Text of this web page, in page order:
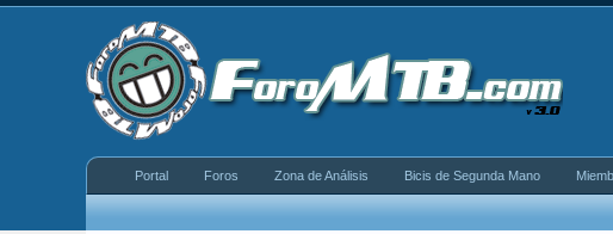
Portal Foros Zona de Análisis Bicis de Segunda Mano